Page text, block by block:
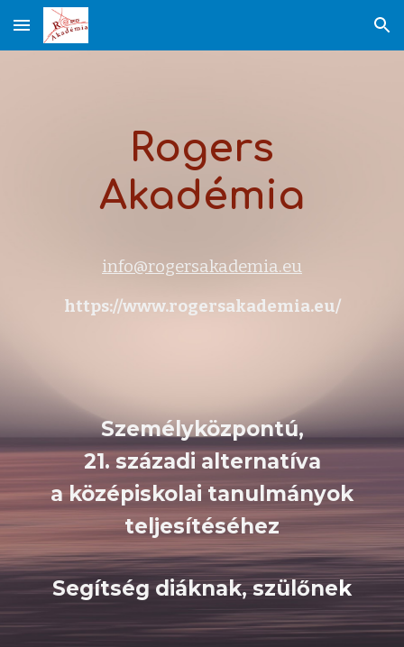
Skip to main content Skip to navigation
Rogers
Akadémia
info@rogersakademia.eu
https://www.rogersakademia.eu/
Személyközpontú,
21. századi alternatíva
a középiskolai tanulmányok
teljesítéséhez
Segítség diáknak, szülőnek